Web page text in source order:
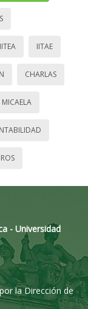
IITEA IITAE
CHARLAS
MICAELA
- Universidad
la Dirección de